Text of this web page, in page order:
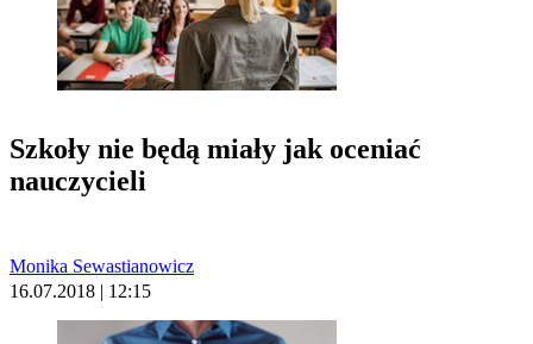
Szkoły nie będą miały jak oceniać
nauczycieli
Monika Sewastianowicz
16.07.2018 | 12:15